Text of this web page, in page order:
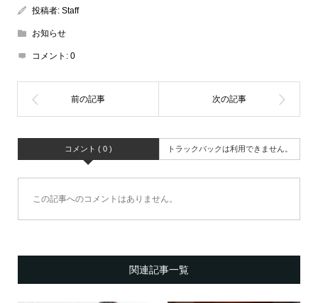
投稿者: Staff
お知らせ
コメント: 0
コメント ( 0 ) トラックバックは利用できません。
この記事へのコメントはありません。
関連記事一覧